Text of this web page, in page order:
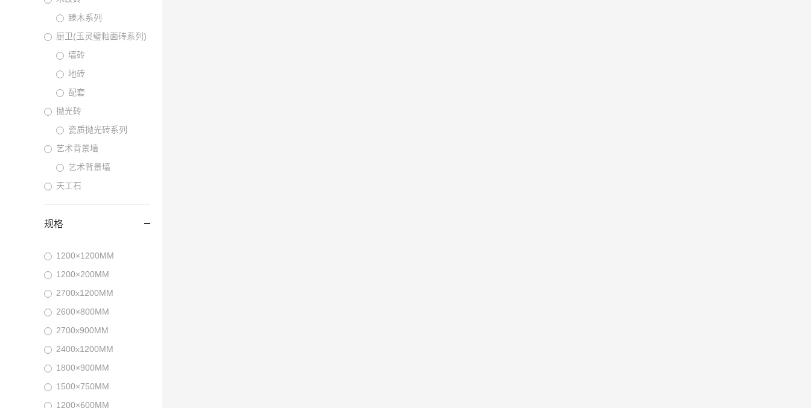
臻木系列
厨卫(玉灵璧釉面砖系列)
墙砖
地砖
配套
抛光砖
瓷质抛光砖系列
艺术背景墙
艺术背景墙
天工石
规格
1200×1200MM
1200×200MM
2700x1200MM
2600×800MM
2700x900MM
2400x1200MM
1800×900MM
1500×750MM
1200×600MM